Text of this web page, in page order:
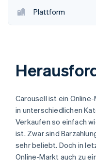
Jetzt
Plattform
Carousell ist ein
in unterschiedlichen
Verkaufen so einfach
ist. Zwar sind
sehr beliebt. Doch in
Online-Markt auch zu